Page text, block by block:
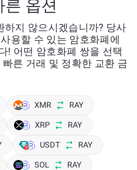
옵션
하지 않으시겠습니까? 당사
용할 수 있는 암호화폐에
! 어떤 암호화폐 쌍을 선택
른 거래 및 정확한 교환 금
XMR RAY
XRP RAY
USDT RAY
SOL RAY